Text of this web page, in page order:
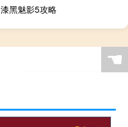
漆黑魅影5攻略
☚